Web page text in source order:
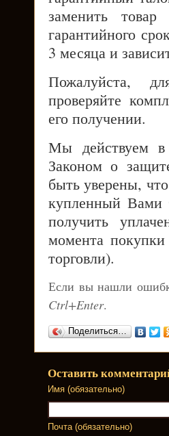
заменить
гарантийного
3 месяца и
Пожалуйста,
проверяйте
его получении.
Мы действуем в
Законом о
быть уверены,
купленный Вами
получить
момента
торговли).
Если вы нашли
Ctrl+Enter.
Поделиться…
Оставить
Имя (обязательно)
Почта (обязательно)